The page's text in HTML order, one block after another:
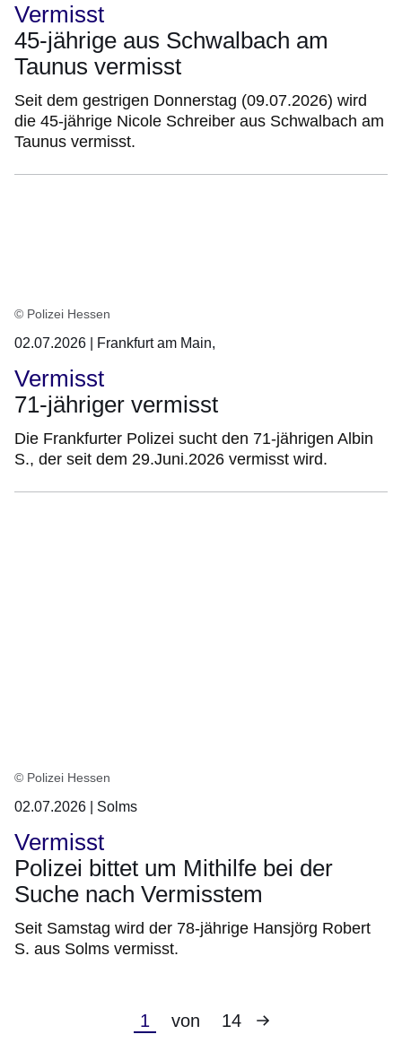
Vermisst
45-jährige aus Schwalbach am
Taunus vermisst
Seit dem gestrigen Donnerstag (09.07.2026) wird
die 45-jährige Nicole Schreiber aus Schwalbach am
Taunus vermisst.
© Polizei Hessen
02.07.2026 | Frankfurt am Main,
Vermisst
71-jähriger vermisst
Die Frankfurter Polizei sucht den 71-jährigen Albin
S., der seit dem 29.Juni.2026 vermisst wird.
© Polizei Hessen
02.07.2026 | Solms
Vermisst
Polizei bittet um Mithilfe bei der
Suche nach Vermisstem
Seit Samstag wird der 78-jährige Hansjörg Robert
S. aus Solms vermisst.
Aktuelle
1 von 14
Nächste